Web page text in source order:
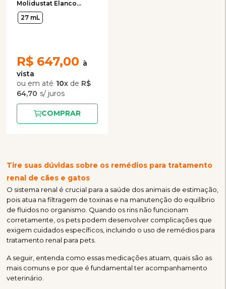
Molidustat Elanco
Varenzin 25 mg para
Gatos
27 mL
R$ 647,00
10x de R$
64,70
COMPRAR
Tire suas dúvidas sobre os remédios para tratamento
renal de cães e gatos
O sistema renal é crucial para a saúde dos animais de estimação,
pois atua na filtragem de toxinas e na manutenção do equilíbrio
de fluidos no organismo. Quando os rins não funcionam
corretamente, os pets podem desenvolver complicações que
exigem cuidados específicos, incluindo o uso de remédios para
tratamento renal para pets.
A seguir, entenda como essas medicações atuam, quais são as
mais comuns e por que é fundamental ter acompanhamento
veterinário.